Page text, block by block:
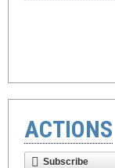
ACTIONS
Subscribe